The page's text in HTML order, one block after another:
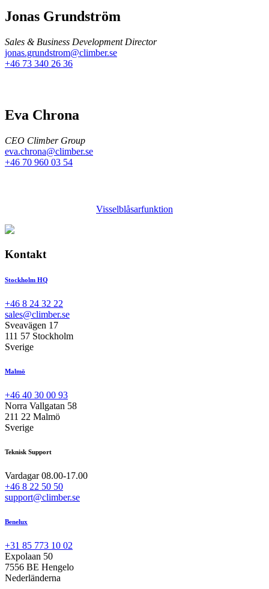
Jonas Grundström
Sales & Business Development Director
jonas.grundstrom@climber.se
+46 73 340 26 36
Eva Chrona
CEO Climber Group
eva.chrona@climber.se
+46 70 960 03 54
Visselblåsarfunktion
Kontakt
Stockholm HQ
+46 8 24 32 22
sales@climber.se
Sveavägen 17
111 57 Stockholm
Sverige
Malmö
+46 40 30 00 93
Norra Vallgatan 58
211 22 Malmö
Sverige
Teknisk Support
Vardagar 08.00-17.00
+46 8 22 50 50
support@climber.se
Benelux
+31 85 773 10 02
Expolaan 50
7556 BE Hengelo
Nederländerna